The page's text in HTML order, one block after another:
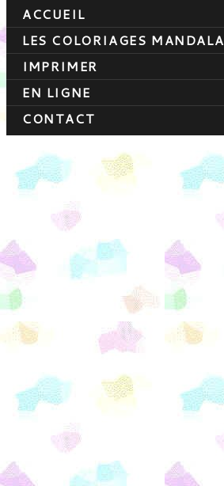
ACCUEIL
LES COLORIAGES MANDALA
IMPRIMER
EN LIGNE
CONTACT